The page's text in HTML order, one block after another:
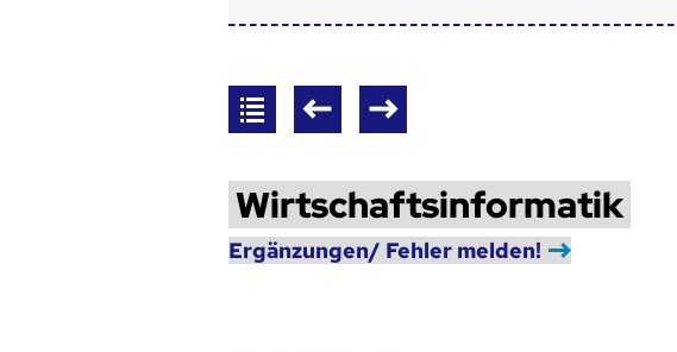
Wirtschaftsinformatik
Ergänzungen/ Fehler melden!